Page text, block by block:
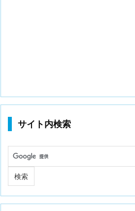
サイト内検索